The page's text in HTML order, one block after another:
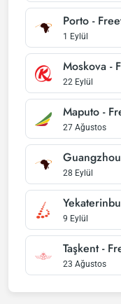
Porto -
1 Eylül
Moskova -
22 Eylül
Maputo -
27 Ağustos
28 Eylül
9 Eylül
Taşkent -
23 Ağustos